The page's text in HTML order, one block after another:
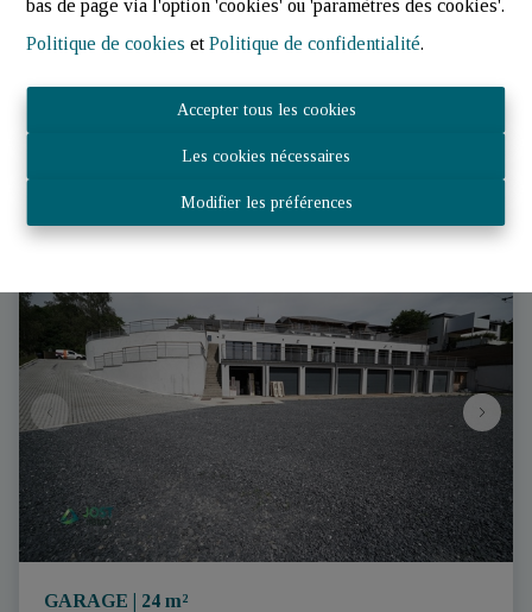
bas de page via l'option 'cookies' ou 'paramètres des cookies'.
Politique de cookies etPolitique de confidentialité.
Accepter tous les cookies
Les cookies nécessaires
Modifier les préférences
9516 Wiltz (Luxembourg) | :
€ 464,91 /mois
GARAGE | 24 m²